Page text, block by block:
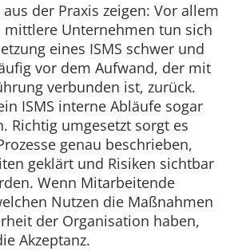
der Praxis zeigen: Vor allem
mittlere Unternehmen tun sich
eines ISMS schwer und
vor dem Aufwand, der mit
verbunden ist, zurück.
ISMS interne Abläufe sogar
Richtig umgesetzt sorgt es
genau beschrieben,
geklärt und Risiken sichtbar
Wenn Mitarbeitende
Nutzen die Maßnahmen
der Organisation haben,
Akzeptanz.